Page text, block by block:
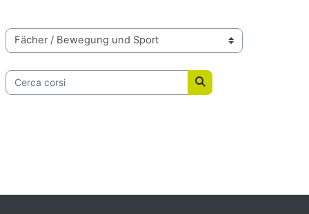
Categorie di corso
Cerca corsi
Cerca corsi